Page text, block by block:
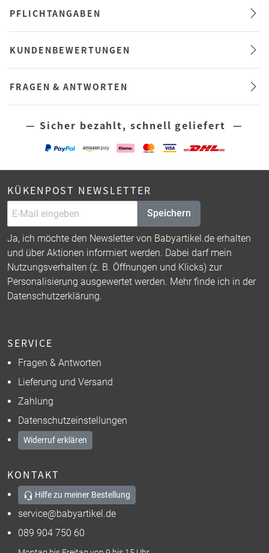
PFLICHTANGABEN
KUNDENBEWERTUNGEN
FRAGEN & ANTWORTEN
— Sicher bezahlt, schnell geliefert —
KÜKENPOST NEWSLETTER
Speichern
Ja, ich möchte den Newsletter von Babyartikel.de erhalten
und über Aktionen informiert werden. Dabei darf mein
Nutzungsverhalten (z. B. Öffnungen und Klicks) zur
Personalisierung ausgewertet werden. Mehr finde ich in der
Datenschutzerklärung.
SERVICE
Fragen & Antworten
Lieferung und Versand
Zahlung
Datenschutzeinstellungen
Widerruf erklären
KONTAKT
Hilfe zu meiner Bestellung
service@babyartikel.de
089 904 750 60